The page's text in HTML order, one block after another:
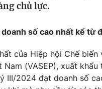
chủ lực.
số cao nhất kể từ
của Hiệp hội Chế biến
Nam (VASEP), xuất khẩu
III/2024 đạt doanh số